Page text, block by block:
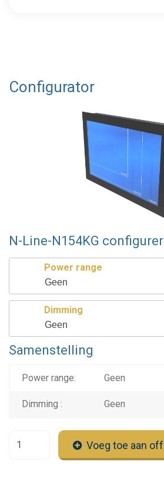
Configurator
N-Line-N154KG
Power range
Geen
Dimming
Geen
Samenstelling
Power range: Geen
Dimming : Geen
Voeg toe aan